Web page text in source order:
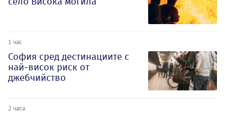
1 час
София сред дестинациите с
най-висок риск от
джебчийство
2 часа